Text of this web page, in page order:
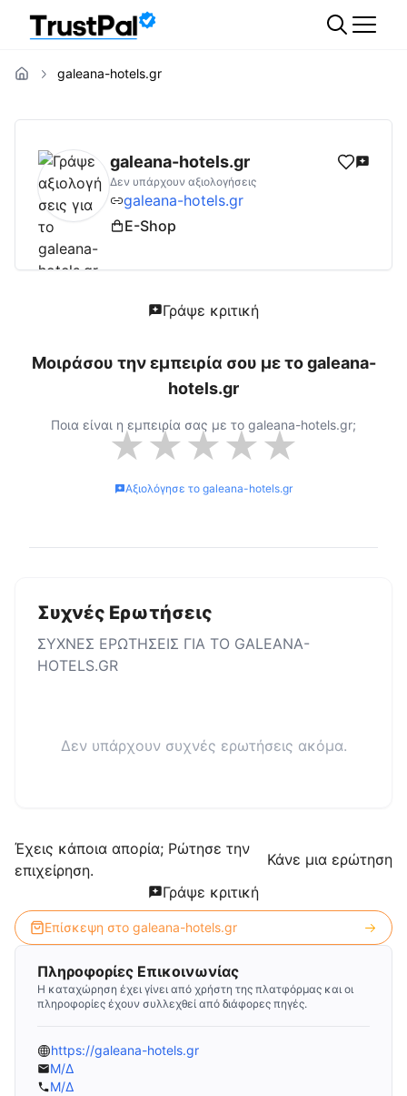
galeana-hotels.gr
galeana-hotels.gr Αξιολογήσεις | Δες
galeana-hotels.gr
Δεν υπάρχουν αξιολογήσεις
galeana-hotels.gr
E-Shop
Γράψε κριτική
Μοιράσου την εμπειρία σου με τοgaleana-
hotels.gr
Ποια είναι η εμπειρία σας με το galeana-hotels.gr;
★★★★★
Αξιολόγησε το galeana-hotels.gr
Συχνές Ερωτήσεις
ΣΥΧΝΕΣ ΕΡΩΤΗΣΕΙΣ ΓΙΑ ΤΟ GALEANA-
HOTELS.GR
Δεν υπάρχουν συχνές ερωτήσεις ακόμα.
Έχεις κάποια απορία; Ρώτησε την
επιχείρηση.
Κάνε μια ερώτηση
Γράψε κριτική
Επίσκεψη στο galeana-hotels.gr
Πληροφορίες Επικοινωνίας
Η καταχώρηση έχει γίνει από χρήστη της πλατφόρμας και οι
πληροφορίες έχουν συλλεχθεί από διάφορες πηγές.
https://galeana-hotels.gr
Μ/Δ
Μ/Δ